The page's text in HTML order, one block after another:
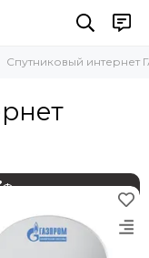
Спутниковый интернет
Фильтр товаров